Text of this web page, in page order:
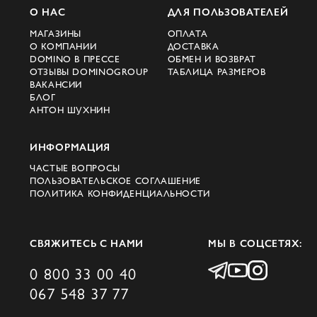
модели, которые идеально подойдут для
любого случая. Особое внимание стоит
уделить коллекциям, в которых отражены
последние модные тенденции.
Разнообразие женской
коллекции Fabiana
Filippi
Женская новая коллекция Fabiana Filippi
брюки и верхнюю одежду. Каждое
изделие создано с учетом современных
трендов и пожеланий модниц. Вещи от
Fabiana Filippi отличаются лаконичным
О НАС
МАГАЗИНЫ
О КОМПАНИИ
DOMINO В ПРЕССЕ
ОТЗЫВЫ DOMINOGROUP
ВАКАНСИИ
БЛОГ
АНТОН ШУХНИН
ДЛЯ ПОЛЬЗОВАТЕЛЕЙ
ОПЛАТА
ДОСТАВКА
ОБМЕН И ВОЗВРАТ
ТАБЛИЦА РАЗМЕРОВ
ИНФОРМАЦИЯ
ЧАСТЫЕ ВОПРОСЫ
ПОЛЬЗОВАТЕЛЬСКОЕ СОГЛАШЕНИЕ
ПОЛИТИКА КОНФИДЕНЦИАЛЬНОСТИ
СВЯЖИТЕСЬ С НАМИ
0 800 33 00 40
067 548 37 77
МЫ В СОЦСЕТЯХ: